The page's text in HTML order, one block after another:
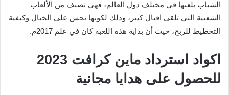
الشباب بلعبها في مختلف دول العالم، فهي تصنف من الألعاب
الشعبية التي تلقى اقبال كبير، وذلك لكونها تحس على الخيال وكيفية
التخطيط للربح، حيث أن بداية هذه اللعبة كان في علم 2017م.
للحصول على هدايا مجانية